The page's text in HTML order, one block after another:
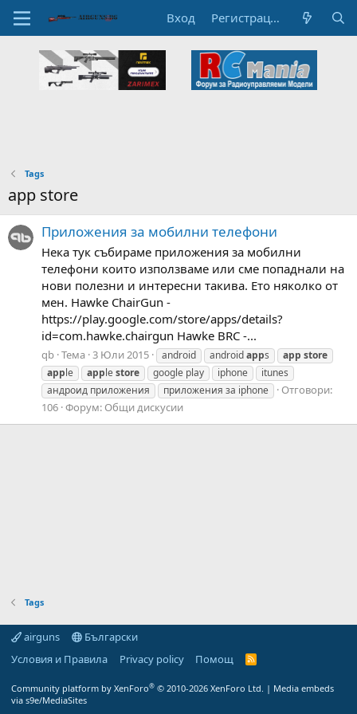
Вход Регистрация
Tags
app store
Приложения за мобилни телефони
Нека тук събираме приложения за мобилни
телефони които използваме или сме попаднали на
нови полезни и интересни такива. Ето няколко от
мен. Hawke ChairGun -
https://play.google.com/store/apps/details?
id=com.hawke.chairgun Hawke BRC -...
qb Тема 3 Юли 2015 android androidapps app store
apple applestore google play iphone
itunes
андроид приложения
приложения за iphone
Отговори:
106 Форум: Общи дискусии
Tags
airguns
Български
Условия и Правила
Privacy policy Помощ
R
Community platform by XenForo® © 2010-2026 XenForo Ltd. | Media embeds
via s9e/MediaSites